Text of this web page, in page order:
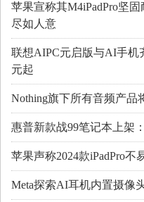
苹果宣称其M4iPadPro坚
尽如人意
联想AIPC元启版与AI手机
元起
Nothing旗下所有音频产品
惠普新款战99笔记本上架
苹果声称2024款iPadPro
Meta探索AI耳机内置摄像